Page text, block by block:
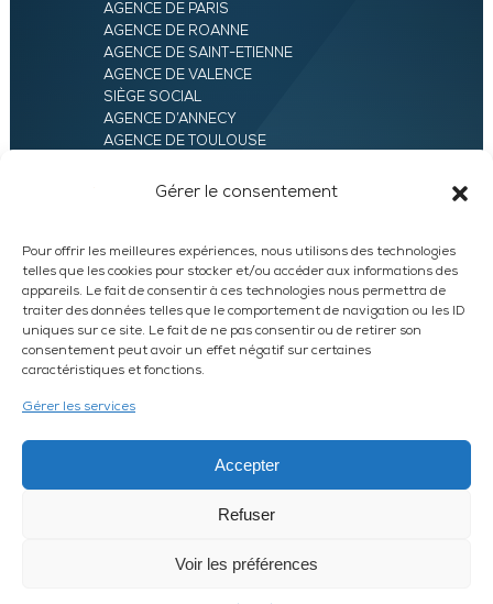
Gérer le consentement
Pour offrir les meilleures expériences, nous utilisons des technologies
telles que les cookies pour stocker et/ou accéder aux informations des
appareils. Le fait de consentir à ces technologies nous permettra de
traiter des données telles que le comportement de navigation ou les ID
uniques sur ce site. Le fait de ne pas consentir ou de retirer son
consentement peut avoir un effet négatif sur certaines
caractéristiques et fonctions.
Gérer les services
Accepter
Refuser
Voir les préférences
AGENCE DE PARIS
AGENCE DE ROANNE
AGENCE DE SAINT-ETIENNE
AGENCE DE VALENCE
SIÈGE SOCIAL
AGENCE D’ANNECY
AGENCE DE TOULOUSE
AGENCE D’ORLÉANS
MENTIONS LÉGALES/PLAN DU SITE
prérogative de puissance publique à l’entreprise ou aux personnes qui en